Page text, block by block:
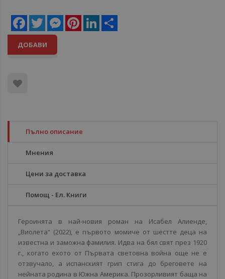
Facebook
Twitter MessengerPinterestLinkedIn
ДОБАВИ
Пълно описание
Мнения
Цени за доставка
Помощ - Ел. Книги
Героинята в най-новия роман на Исабел Алиенде,
„Виолета“ (2022), е първото момиче от шестте деца на
известна и заможна фамилия. Идва на бял свят през 1920
г., когато ехото от Първата световна война още не е
отзвучало, а испанският грип стига до бреговете на
нейната родина в Южна Америка. Прозорливият баща на